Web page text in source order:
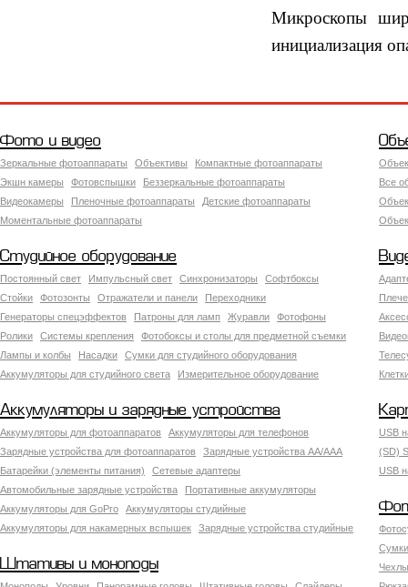
Микроскопы
инициализация
Фото и видео
Зеркальные фотоаппараты Объективы
Компактные фотоаппараты
Экшн камеры
Фотовспышки
Беззеркальные фотоаппараты
Видеокамеры
Пленочные фотоаппараты
Детские фотоаппараты
Моментальные фотоаппараты
Все
Студийное оборудование
Постоянный свет Импульсный свет Синхронизаторы
Софтбоксы
Стойки
Фотозонты Отражатели и панели
Переходники
Генераторы спецэффектов
Патроны для ламп Журавли
Фотофоны
Ролики
Системы крепления
Фотобоксы и столы для предметной съемки
Лампы и колбы
Насадки
Сумки для студийного оборудования
Аккумуляторы для студийного света
Измерительное оборудование
Аккумуляторы и зарядные устройства
Аккумуляторы для фотоаппаратов
Аккумуляторы для телефонов
Зарядные устройства для фотоаппаратов
Зарядные устройства AA/AAA
Батарейки (элементы питания)
Сетевые адаптеры
Автомобильные зарядные устройства
Портативные аккумуляторы
Аккумуляторы для GoPro
Аккумуляторы студийные
Аккумуляторы для накамерных вспышек
Зарядные устройства студийные
USB
(SD)
USB
Штативы и моноподы